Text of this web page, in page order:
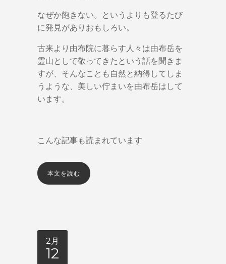
なぜか飽きない。というよりも登るたび
に発見がありおもしろい。
古来より由布院に暮らす人々は由布岳を
霊山として敬ってきたという話を聞きま
すが、そんなことも自然と納得してしま
うような、美しい佇まいを由布岳はして
います。
こんな記事も読まれています
本文を読む
2月
12